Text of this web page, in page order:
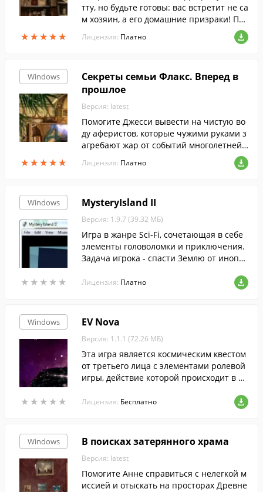
★★★★★
★★★★★
тту, но будьте готовы: вас встретит не са
м хозяин, а его домашние призраки! По
могите найти на них управу! Для этого в
ам нужно проявить смекалку и к каждом
лодного - накормить, голого - одеть. И то
гда в старинном особняке Бэккетов про
изойдут удивительные перемены!
Лицензия: Платно
Windows
★★★★★
★★★★★
Секреты семьи Флакс. Вперед в
прошлое
Версия: latest
Помогите Джесси вывести на чистую во
ду аферистов, которые чужими руками з
агребают жар от событий многолетней
давности! Вам предстоит посетить множ
ество эпох и встретить величайших люд
становит баланс времени. Чтобы справ
иться с заданием, проявите максимум н
аблюдательности, находчивости и остор
ожности, ведь шутки со временем могут
быть весьма опасны!
Лицензия: Платно
Windows
★ ★ ★ ★ ★
★ ★ ★ ★ ★
MysteryIsland II
Версия: 1.9.7 (39.32 МБ)
Игра в жанре Sci-Fi, сочетающая в себе
элементы головоломки и приключения.
Задача игрока - спасти Землю от инопла
Лицензия: Платно
Windows
★ ★ ★ ★ ★
★ ★ ★ ★ ★
EV Nova
Версия: 1.1.1 (72.26 МБ)
Эта игра является космическим квестом
от третьего лица с элементами ролевой
игры, действие которой происходит в да
Лицензия: Бесплатно
Windows В поисках затерянного храма
Версия: latest
Помогите Анне справиться с нелегкой м
иссией и отыскать на просторах Древне